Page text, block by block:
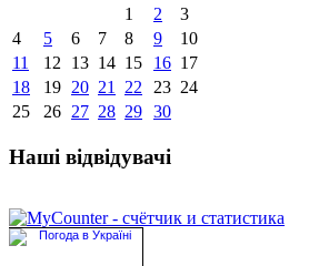
1
2
3
4
5 6 7 8 9
10
11
12 13 14 15 16 17
18
19 20 21 22 23 24
25
26 27 28 29 30
Наші відвідувачі